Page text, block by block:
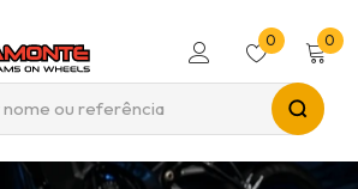
0 0